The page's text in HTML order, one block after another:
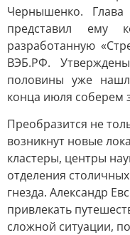
Чернышенко. Глава
представил ему
разработанную
ВЭБ.РФ.
половины уже
конца июля соберем
Преобразится не
возникнут новые
кластеры, центры
отделения
гнезда. Александр
привлекать
сложной ситуации,